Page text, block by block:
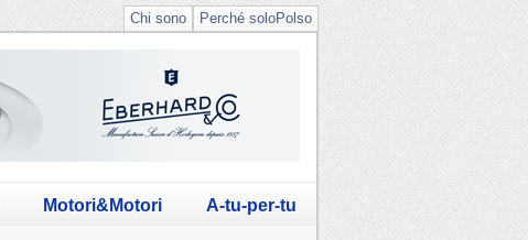
Perché soloPolso
Chi sono
Motori&Motori A-tu-per-tu